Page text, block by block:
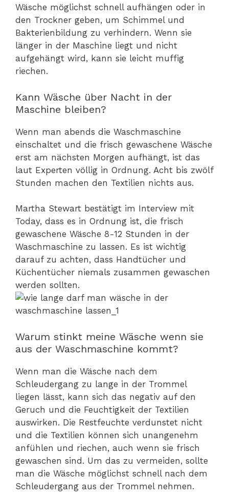
Wäsche möglichst schnell aufhängen oder in
den Trockner geben, um Schimmel und
Bakterienbildung zu verhindern. Wenn sie
länger in der Maschine liegt und nicht
aufgehängt wird, kann sie leicht muffig
riechen.
Kann Wäsche über Nacht in der
Maschine bleiben?
Wenn man abends die Waschmaschine
einschaltet und die frisch gewaschene Wäsche
erst am nächsten Morgen aufhängt, ist das
laut Experten völlig in Ordnung. Acht bis zwölf
Stunden machen den Textilien nichts aus.
Martha Stewart bestätigt im Interview mit
Today, dass es in Ordnung ist, die frisch
gewaschene Wäsche 8-12 Stunden in der
Waschmaschine zu lassen. Es ist wichtig
darauf zu achten, dass Handtücher und
Küchentücher niemals zusammen gewaschen
werden sollten.
Warum stinkt meine Wäsche wenn sie
aus der Waschmaschine kommt?
Wenn man die Wäsche nach dem
Schleudergang zu lange in der Trommel
liegen lässt, kann sich das negativ auf den
Geruch und die Feuchtigkeit der Textilien
auswirken. Die Restfeuchte verdunstet nicht
und die Textilien können sich unangenehm
anfühlen und riechen, auch wenn sie frisch
gewaschen sind. Um das zu vermeiden, sollte
man die Wäsche möglichst schnell nach dem
Schleudergang aus der Trommel nehmen.